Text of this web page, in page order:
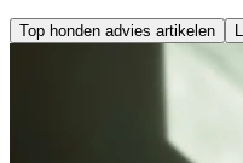
Top honden advies artikelen